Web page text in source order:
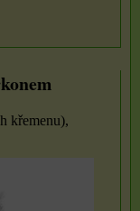
křemenu),